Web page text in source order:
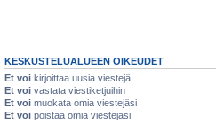
KESKUSTELUALUEEN OIKEUDET
Et voi kirjoittaa uusia viestejä
Et voi vastata viestiketjuihin
Et voi muokata omia viestejäsi
Et voi poistaa omia viestejäsi